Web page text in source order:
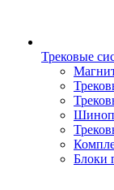
Трековые
Блоки